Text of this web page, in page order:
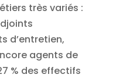
très variés :
d’entretien,
agents de
% des effectifs